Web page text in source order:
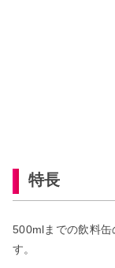
特長
500mlまでの飲料
す。